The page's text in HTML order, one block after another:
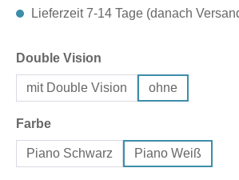
Lieferzeit 7-14 Tage (danach
Double Vision
mit Double Vision ohne
Farbeauswählen
Piano Schwarz Piano Weiß